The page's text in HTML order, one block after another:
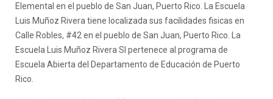
Elemental en el pueblo de San Juan, Puerto Rico. La Escuela
Luis Muñoz Rivera tiene localizada sus facilidades fisicas en
Calle Robles, #42 en el pueblo de San Juan, Puerto Rico. La
Escuela Luis Muñoz Rivera SI pertenece al programa de
Escuela Abierta del Departamento de Educación de Puerto
Rico.